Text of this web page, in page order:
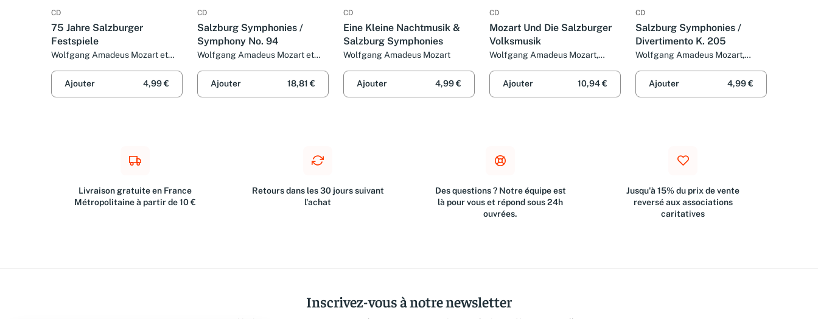
CD
75 Jahre Salzburger
Festspiele
Wolfgang Amadeus Mozart et
Ajouter
4,99 €
CD
Salzburg Symphonies /
Symphony No. 94
Wolfgang Amadeus Mozart et
Ajouter
18,81 €
CD
Eine Kleine Nachtmusik &
Salzburg Symphonies
Wolfgang Amadeus Mozart
Ajouter 4,99 €
CD
Mozart Und Die Salzburger
Volksmusik
Wolfgang Amadeus Mozart,
Salzburger Dreigesang
Ajouter 10,94 €
CD
Salzburg Symphonies /
Divertimento K. 205
Wolfgang Amadeus Mozart,
Edlinger
Ajouter 4,99 €
Livraison gratuite en France
Métropolitaine à partir de 10 €
Retours dans les 30 jours suivant
l'achat
Des questions ? Notre équipe est
là pour vous et répond sous 24h
ouvrées.
Jusqu'à 15% du prix de vente
reversé aux associations
caritatives
Inscrivez-vous à notre newsletter